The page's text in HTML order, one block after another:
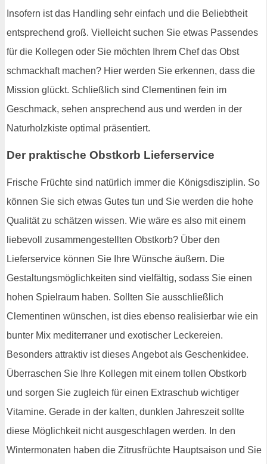
Insofern ist das Handling sehr einfach und die Beliebtheit
entsprechend groß. Vielleicht suchen Sie etwas Passendes
für die Kollegen oder Sie möchten Ihrem Chef das Obst
schmackhaft machen? Hier werden Sie erkennen, dass die
Mission glückt. Schließlich sind Clementinen fein im
Geschmack, sehen ansprechend aus und werden in der
Naturholzkiste optimal präsentiert.
Der praktische Obstkorb Lieferservice
Frische Früchte sind natürlich immer die Königsdisziplin. So
können Sie sich etwas Gutes tun und Sie werden die hohe
Qualität zu schätzen wissen. Wie wäre es also mit einem
liebevoll zusammengestellten Obstkorb? Über den
Lieferservice können Sie Ihre Wünsche äußern. Die
Gestaltungsmöglichkeiten sind vielfältig, sodass Sie einen
hohen Spielraum haben. Sollten Sie ausschließlich
Clementinen wünschen, ist dies ebenso realisierbar wie ein
bunter Mix mediterraner und exotischer Leckereien.
Besonders attraktiv ist dieses Angebot als Geschenkidee.
Überraschen Sie Ihre Kollegen mit einem tollen Obstkorb
und sorgen Sie zugleich für einen Extraschub wichtiger
Vitamine. Gerade in der kalten, dunklen Jahreszeit sollte
diese Möglichkeit nicht ausgeschlagen werden. In den
Wintermonaten haben die Zitrusfrüchte Hauptsaison und Sie